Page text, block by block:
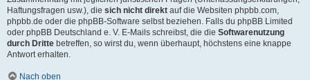
Haftungsfragen usw.), die sich nicht direkt auf die Websiten phpbb.com,
phpbb.de oder die phpBB-Software selbst beziehen. Falls du phpBB Limited
oder phpBB Deutschland e. V. E-Mails schreibst, die die Softwarenutzung
durch Dritte betreffen, so wirst du, wenn überhaupt, höchstens eine knappe
Antwort erhalten.
Nach oben